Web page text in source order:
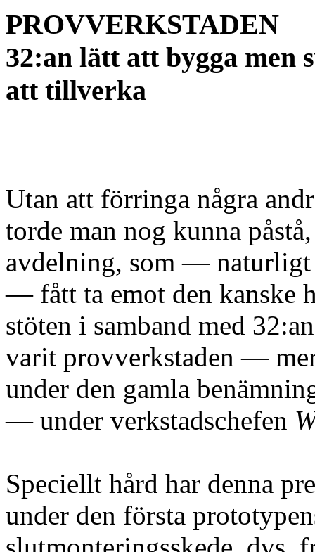
PROVVERKSTADEN
32:an lätt att bygga men
att tillverka
Utan att förringa några
torde man nog kunna
avdelning, som — naturligt
— fått ta emot den kanske
stöten i samband med
varit provverkstaden —
under den gamla
— under verkstadschefen
Speciellt hård har denna
under den första